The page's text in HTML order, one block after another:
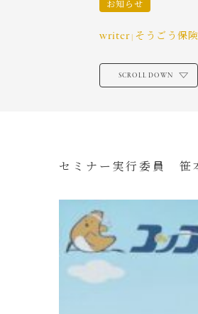
お知らせ
writer そうごう保険
SCROLL DOWN
セミナー実行委員 笹